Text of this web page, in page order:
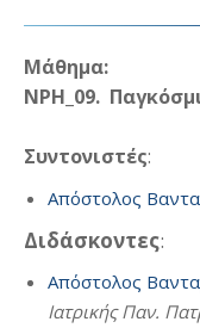
Μάθημα:
NPH_09.
Συντονιστές:
Απόστολος
Διδάσκοντες:
Απόστολος
Ιατρικής Παν.